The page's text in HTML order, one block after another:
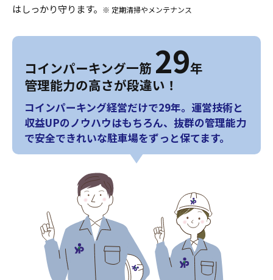
はしっかり守ります。 ※ 定期清掃やメンテナンス
コインパーキング一筋 29年
管理能力の高さが段違い！
コインパーキング経営だけで29年。運営技術と
収益UPのノウハウはもちろん、抜群の管理能力
で安全できれいな駐車場をずっと保てます。